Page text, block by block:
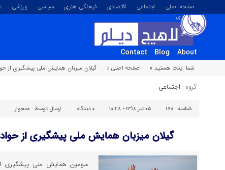
صفحه اصلی اجتماعی اقتصادی فرهنگی هنری سیاسی ورزشی
تصویری
About
Blog
Contact
شما اینجا هستید »
صفحه اصلی » گیلان میزبان همایش ملی پیشگیری
گروه : اجتماعی
شناسه : ۱۷۸ ۰۵ تیر ۱۳۹۸ - ۱۰:۴۸ ۰ دیدگاه ارسال توسط : غمخوار
گیلان میزبان همایش ملی پیشگیری از
سومین همایش ملی پیشگیری